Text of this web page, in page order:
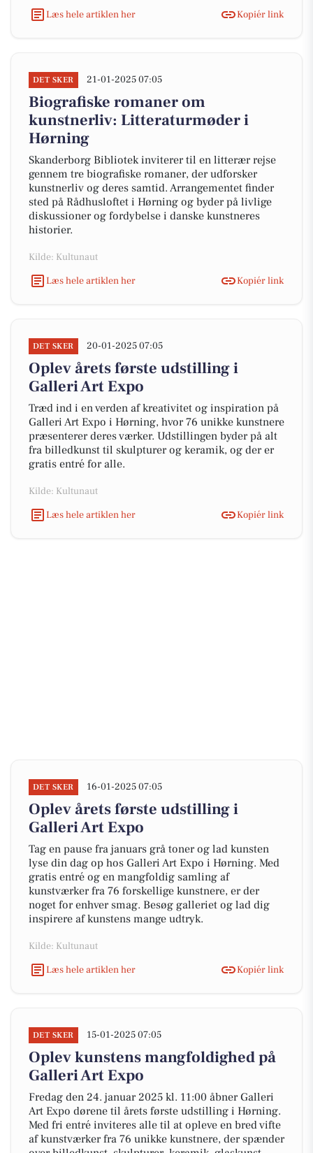
Læs hele artiklen her
Kopiér link
DET SKER 21-01-2025 07:05
Biografiske romaner om
kunstnerliv: Litteraturmøder i
Hørning
Skanderborg Bibliotek inviterer til en litterær rejse
gennem tre biografiske romaner, der udforsker
kunstnerliv og deres samtid. Arrangementet finder
sted på Rådhusloftet i Hørning og byder på livlige
diskussioner og fordybelse i danske kunstneres
historier.
Kilde: Kultunaut
Læs hele artiklen her
Kopiér link
DET SKER 20-01-2025 07:05
Oplev årets første udstilling i
Galleri Art Expo
Træd ind i en verden af kreativitet og inspiration på
Galleri Art Expo i Hørning, hvor 76 unikke kunstnere
præsenterer deres værker. Udstillingen byder på alt
fra billedkunst til skulpturer og keramik, og der er
gratis entré for alle.
Kilde: Kultunaut
Læs hele artiklen her
Kopiér link
DET SKER 16-01-2025 07:05
Oplev årets første udstilling i
Galleri Art Expo
Tag en pause fra januars grå toner og lad kunsten
lyse din dag op hos Galleri Art Expo i Hørning. Med
gratis entré og en mangfoldig samling af
kunstværker fra 76 forskellige kunstnere, er der
noget for enhver smag. Besøg galleriet og lad dig
inspirere af kunstens mange udtryk.
Kilde: Kultunaut
Læs hele artiklen her
Kopiér link
DET SKER 15-01-2025 07:05
Oplev kunstens mangfoldighed på
Galleri Art Expo
Fredag den 24. januar 2025 kl. 11:00 åbner Galleri
Art Expo dørene til årets første udstilling i Hørning.
Med fri entré inviteres alle til at opleve en bred vifte
af kunstværker fra 76 unikke kunstnere, der spænder